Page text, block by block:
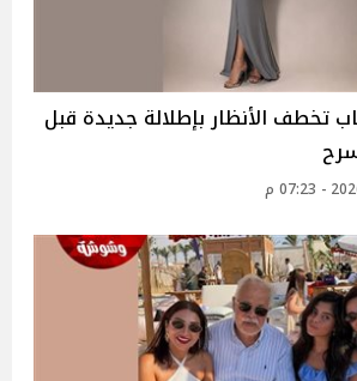
تخطف الأنظار بإطلالة جديدة قبل